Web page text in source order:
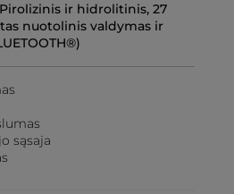
ir hidrolitinis, 27
nuotolinis valdymas ir
sąsaja